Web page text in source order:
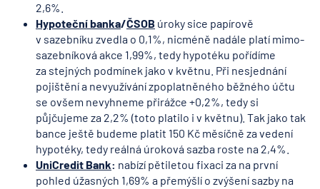
2,6%.
Hypoteční banka/ČSOB úroky sice papírově
v sazebníku zvedla o 0,1%, nicméně nadále platí mimo-
sazebníková akce 1,99%, tedy hypotéku pořídíme
za stejných podmínek jako v květnu. Při nesjednání
pojištění a nevyužívání zpoplatněného běžného účtu
se ovšem nevyhneme přirážce +0,2%, tedy si
půjčujeme za 2,2% (toto platilo i v květnu). Tak jako tak
bance ještě budeme platit 150 Kč měsíčně za vedení
hypotéky, tedy reálná úroková sazba roste na 2,4%.
UniCredit Bank: nabízí pětiletou fixaci za na první
pohled úžasných 1,69% a přemýšlí o zvýšení sazby na